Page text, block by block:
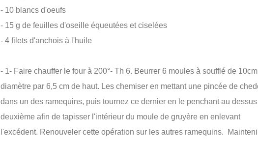
- 10 blancs d'oeufs
- 15 g de feuilles d'oseille équeutées et ciselées
- 4 filets d'anchois à l'huile
- 1- Faire chauffer le four à 200°- Th 6. Beurrer 6 moules à soufflé de
diamètre par 6,5 cm de haut. Les chemiser en mettant une pincée de
dans un des ramequins, puis tournez ce dernier en le penchant au
deuxième afin de tapisser l'intérieur du moule de gruyère en enlevant
l'excédent. Renouveler cette opération sur les autres ramequins.